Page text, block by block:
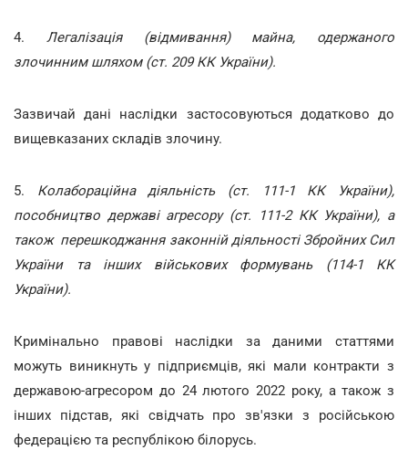
4. Легалізація (відмивання) майна, одержаного
злочинним шляхом (ст. 209 КК України).
Зазвичай дані наслідки застосовуються додатково до
вищевказаних складів злочину.
5. Колабораційна діяльність (ст. 111-1 КК України),
пособництво державі агресору (ст. 111-2 КК України), а
також перешкоджання законній діяльності Збройних Сил
України та інших військових формувань (114-1 КК
України).
Кримінально правові наслідки за даними статтями
можуть виникнуть у підприємців, які мали контракти з
державою-агресором до 24 лютого 2022 року, а також з
інших підстав, які свідчать про зв'язки з російською
федерацією та республікою білорусь.